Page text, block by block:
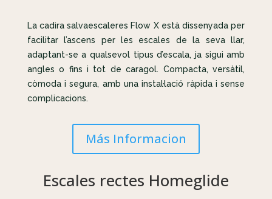
La cadira salvaescaleres Flow X està dissenyada per
facilitar l’ascens per les escales de la seva llar,
adaptant-se a qualsevol tipus d’escala, ja sigui amb
angles o fins i tot de caragol. Compacta, versàtil,
còmoda i segura, amb una instal·lació ràpida i sense
complicacions.
Más Informacion
Escales rectes Homeglide